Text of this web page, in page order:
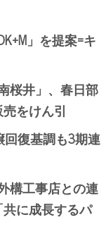
」を提案=キ
桜井」、春日部
をけん引
復基調も3期連
構工事店との連
に成長するパ